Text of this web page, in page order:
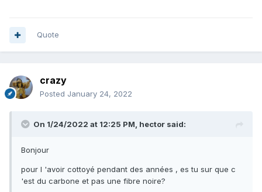
Quote
crazy
Posted January 24, 2022
On 1/24/2022 at 12:25 PM, hector said:
Bonjour
pour l 'avoir cottoyé pendant des années , es tu sur que c
'est du carbone et pas une fibre noire?